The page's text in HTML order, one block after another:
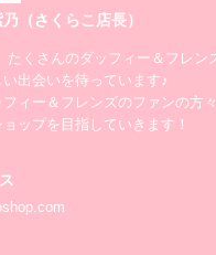
（さくらこ店長）
たくさんのダッフィー＆フレン
出会いを待っています♪
フィー＆フレンズのファンの方
ップを目指していきます！